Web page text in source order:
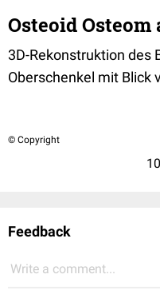
Osteoid Osteom
3D-Rekonstruktion des
Oberschenkel mit Blick
© Copyright
Feedback
Write a comment...